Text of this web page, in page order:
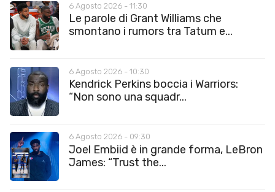
6 Agosto 2026 - 11:30
Le parole di Grant Williams che
smontano i rumors tra Tatum e...
6 Agosto 2026 - 10:30
Kendrick Perkins boccia i Warriors:
“Non sono una squadr...
6 Agosto 2026 - 09:30
Joel Embiid è in grande forma, LeBron
James: “Trust the...